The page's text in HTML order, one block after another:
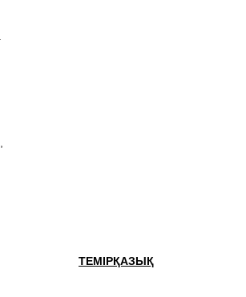
ТЕМІРҚАЗЫҚ